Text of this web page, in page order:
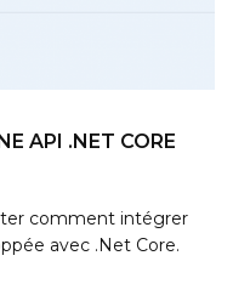
API .NET CORE
comment intégrer
avec .Net Core.